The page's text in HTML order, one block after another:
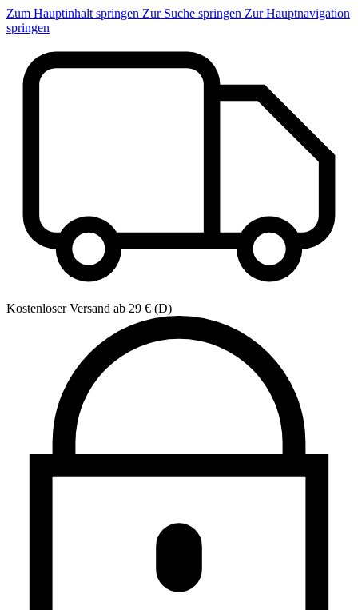
Zum Hauptinhalt springen Zur Suche springen Zur Hauptnavigation
springen
Kostenloser Versand ab 29 € (D)